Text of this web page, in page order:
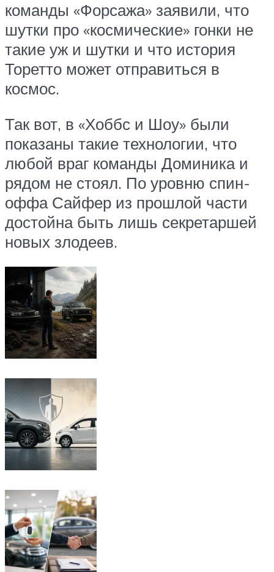
команды «Форсажа» заявили, что
шутки про «космические» гонки не
такие уж и шутки и что история
Торетто может отправиться в
космос.
Так вот, в «Хоббс и Шоу» были
показаны такие технологии, что
любой враг команды Доминика и
рядом не стоял. По уровню спин-
оффа Сайфер из прошлой части
достойна быть лишь секретаршей
новых злодеев.